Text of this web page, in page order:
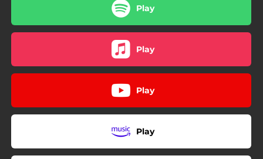
Play
Play
Play
Play